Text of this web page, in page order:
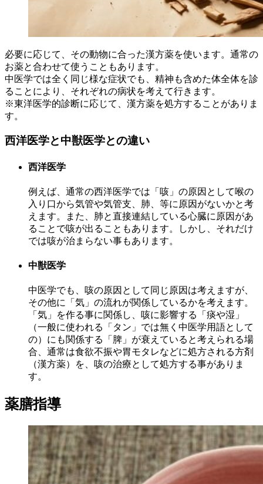
必要に応じて、その動物に合った漢方薬を使います。通常の
お薬と合わせて使うこともあります。
中医学では全く同じ様な症状でも、精神も含めた体全体を診
ることにより、それぞれの病状を考えて行きます。
※東洋医学的診断に応じて、漢方薬を処方することがありま
す。
西洋医学と中獣医学との違い
西洋医学
例えば、通常の西洋医学では「咳」の原因として喉の
入り口から気管や気管支、肺、等に原因がないかと考
えます。また、肺と直接連結している心臓に原因があ
ることで咳が出ることもあります。しかし、それだけ
では咳が治まらない事もあります。
中獣医学
中医学でも、咳の原因として同じ原因は考えますが、
その他に「気」の流れが関係しているかを考えます。
「気」を作る事に関係し、咳に影響する「痰や湿」
（一般に使われる「タン」では無く中医学用語として
の）にも関係する「脾」が衰えていると考えられる場
合、通常は食欲不振や胃モタレなどに処方される方剤
（漢方薬）を、咳の治療として処方する事がありま
す。
薬膳指導